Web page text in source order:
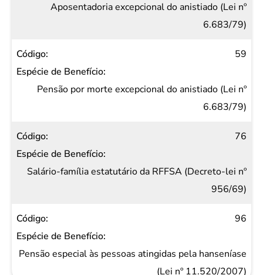
Aposentadoria excepcional do anistiado (Lei nº
6.683/79)
59
Pensão por morte excepcional do anistiado (Lei nº
6.683/79)
76
Salário-família estatutário da RFFSA (Decreto-lei nº
956/69)
96
Pensão especial às pessoas atingidas pela hanseníase
(Lei nº 11.520/2007)